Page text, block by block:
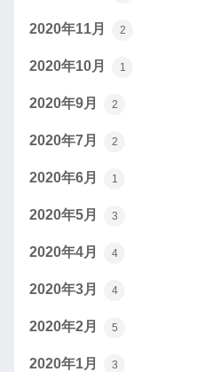
2020年11月 2
2020年10月 1
2020年9月 2
2020年7月 2
2020年6月 1
2020年5月 3
2020年4月 4
2020年3月 4
2020年2月 5
2020年1月 3